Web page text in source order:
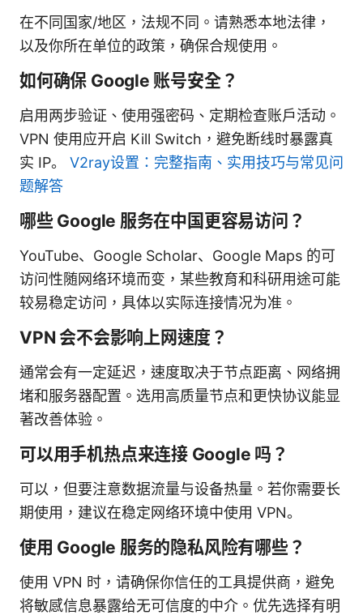
在不同国家/地区，法规不同。请熟悉本地法律，
以及你所在单位的政策，确保合规使用。
如何确保 Google 账号安全？
启用两步验证、使用强密码、定期检查账户活动。
VPN 使用应开启 Kill Switch，避免断线时暴露真
实 IP。 V2ray设置：完整指南、实用技巧与常见问
题解答
哪些 Google 服务在中国更容易访问？
YouTube、Google Scholar、Google Maps 的可
访问性随网络环境而变，某些教育和科研用途可能
较易稳定访问，具体以实际连接情况为准。
VPN 会不会影响上网速度？
通常会有一定延迟，速度取决于节点距离、网络拥
堵和服务器配置。选用高质量节点和更快协议能显
著改善体验。
可以用手机热点来连接 Google 吗？
可以，但要注意数据流量与设备热量。若你需要长
期使用，建议在稳定网络环境中使用 VPN。
使用 Google 服务的隐私风险有哪些？
使用 VPN 时，请确保你信任的工具提供商，避免
将敏感信息暴露给无可信度的中介。优先选择有明